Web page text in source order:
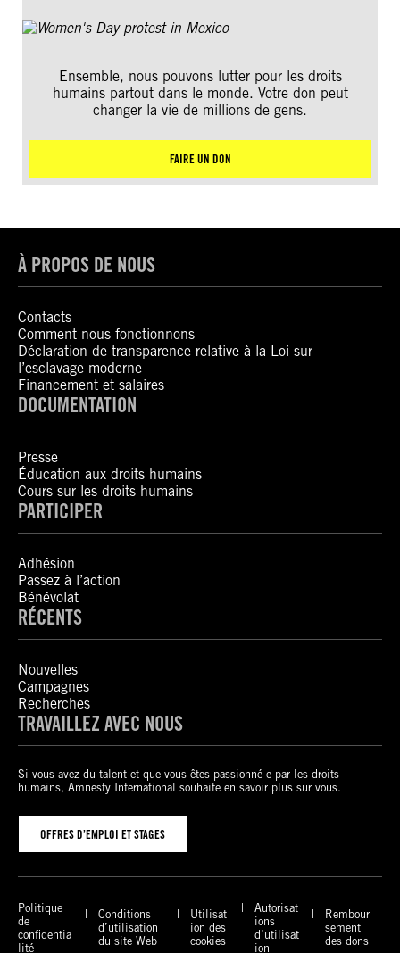
Ensemble, nous pouvons lutter pour les droits
humains partout dans le monde. Votre don peut
changer la vie de millions de gens.
FAIRE UN DON
À PROPOS DE NOUS
Contacts
Comment nous fonctionnons
Déclaration de transparence relative à la Loi sur
l’esclavage moderne
Financement et salaires
DOCUMENTATION
Presse
Éducation aux droits humains
Cours sur les droits humains
PARTICIPER
Adhésion
Passez à l’action
Bénévolat
RÉCENTS
Nouvelles
Campagnes
Recherches
TRAVAILLEZ AVEC NOUS
Si vous avez du talent et que vous êtes passionné-e par les droits
humains, Amnesty International souhaite en savoir plus sur vous.
OFFRES D’EMPLOI ET STAGES
Politique
de
confidentia
lité
Conditions
d’utilisation
du site Web
Utilisat
ion des
cookies
Autorisat
ions
d’utilisat
ion
Rembour
sement
des dons